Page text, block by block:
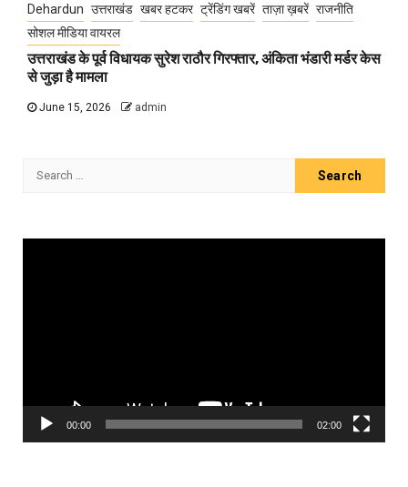
Dehardun उत्तराखंड खबर हटकर ट्रेंडिंग खबरें ताज़ा ख़बरें राजनीति
सोशल मीडिया वायरल
उत्तराखंड के पूर्व विधायक सुरेश राठौर गिरफ्तार, अंकिता भंडारी मर्डर केस
से जुड़ा है मामला
June 15, 2026 admin
Search
00:00 02:00